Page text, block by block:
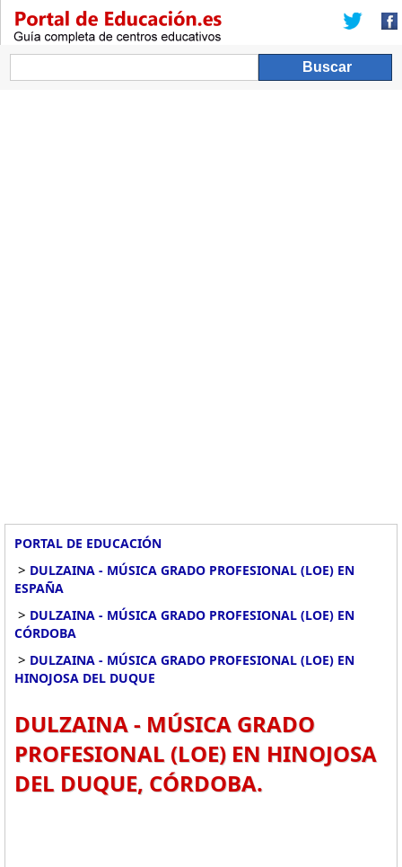
PORTAL DE EDUCACIÓN
> DULZAINA - MÚSICA GRADO PROFESIONAL (LOE) EN
ESPAÑA
> DULZAINA - MÚSICA GRADO PROFESIONAL (LOE) EN
CÓRDOBA
> DULZAINA - MÚSICA GRADO PROFESIONAL (LOE) EN
HINOJOSA DEL DUQUE
DULZAINA - MÚSICA GRADO
PROFESIONAL (LOE) EN HINOJOSA
DEL DUQUE, CÓRDOBA.